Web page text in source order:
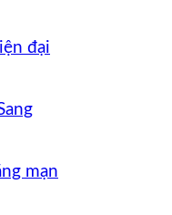
đại
mạn